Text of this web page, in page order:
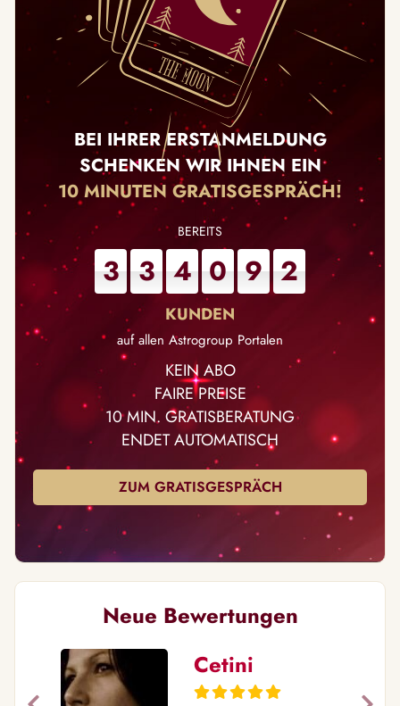
BEI IHRER ERSTANMELDUNG
SCHENKEN WIR IHNEN EIN
10 MINUTEN GRATISGESPRÄCH!
3 3 4 0 9 2
auf allen Astrogroup Portalen
KEIN ABO
FAIRE PREISE
10 MIN. GRATISBERATUNG
ENDET AUTOMATISCH
ZUM GRATISGESPRÄCH
Neue Bewertungen
Cetini